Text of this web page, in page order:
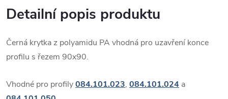
Detailní popis produktu
Černá krytka z polyamidu PA vhodná pro uzavření konce
profilu s řezem 90x90.
Vhodné pro profily084.101.023, 084.101.024 a